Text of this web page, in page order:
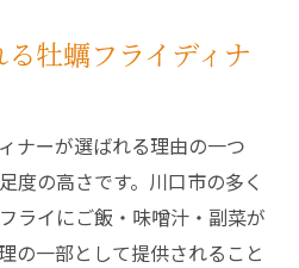
牡蠣フライディナ
ナーが選ばれる理由の一つ
度の高さです。川口市の多く
ライにご飯・味噌汁・副菜が
の一部として提供されること